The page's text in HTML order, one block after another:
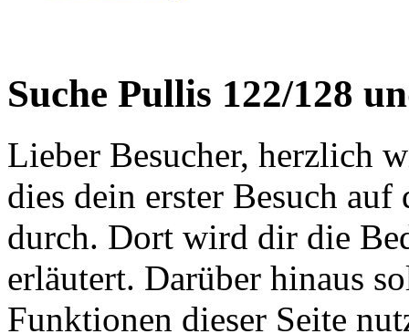
Suche Pullis 122/128
Lieber Besucher, herzlich
dies dein erster Besuch
durch. Dort wird dir die
erläutert. Darüber hinaus
Funktionen dieser Seite